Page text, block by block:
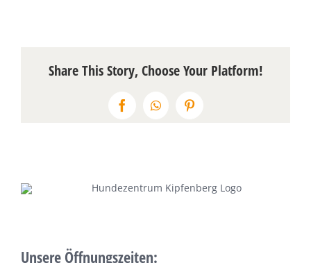
Share This Story, Choose Your Platform!
FacebookWhatsAppPinterest
Unsere Öffnungszeiten: